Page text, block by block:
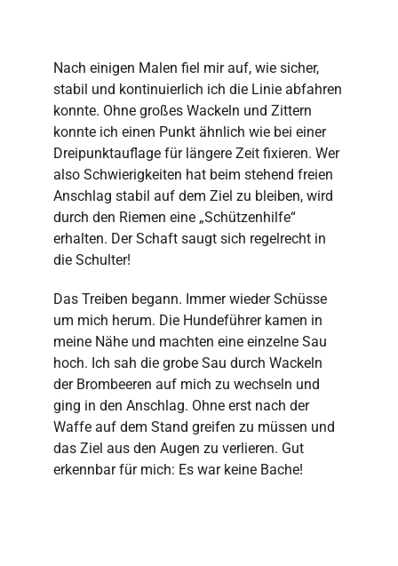
Nach einigen Malen fiel mir auf, wie sicher,
stabil und kontinuierlich ich die Linie abfahren
konnte. Ohne großes Wackeln und Zittern
konnte ich einen Punkt ähnlich wie bei einer
Dreipunktauflage für längere Zeit fixieren. Wer
also Schwierigkeiten hat beim stehend freien
Anschlag stabil auf dem Ziel zu bleiben, wird
durch den Riemen eine „Schützenhilfe“
erhalten. Der Schaft saugt sich regelrecht in
die Schulter!
Das Treiben begann. Immer wieder Schüsse
um mich herum. Die Hundeführer kamen in
meine Nähe und machten eine einzelne Sau
hoch. Ich sah die grobe Sau durch Wackeln
der Brombeeren auf mich zu wechseln und
ging in den Anschlag. Ohne erst nach der
Waffe auf dem Stand greifen zu müssen und
das Ziel aus den Augen zu verlieren. Gut
erkennbar für mich: Es war keine Bache!